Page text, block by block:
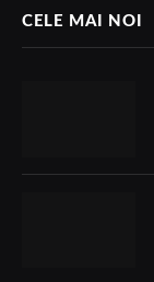
CELE MAI NOI